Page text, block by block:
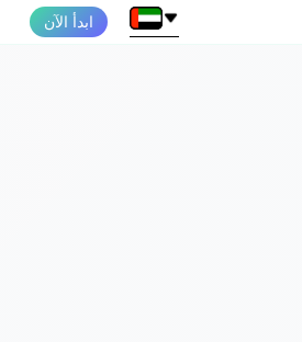
ابدأ الآن